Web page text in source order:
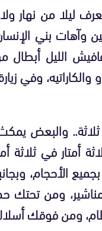
ليلا من نهار
وآهات بني
الليل
وفي
والبعض
أمتار في
الأحجام،
ومن تحتك
ومن فوقك